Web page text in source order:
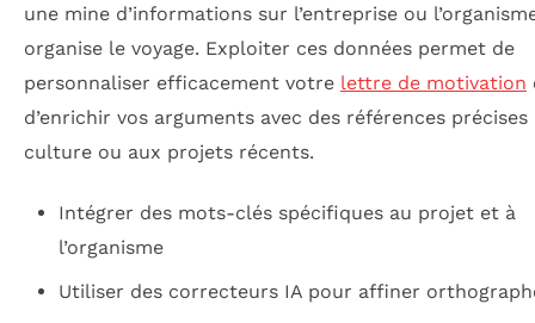
une mine d’informations sur l’entreprise ou
organise le voyage. Exploiter ces données permet de
personnaliser efficacement votre lettre de motivation
d’enrichir vos arguments avec des références précises
culture ou aux projets récents.
Intégrer des mots-clés spécifiques au projet et à
l’organisme
Utiliser des correcteurs IA pour affiner